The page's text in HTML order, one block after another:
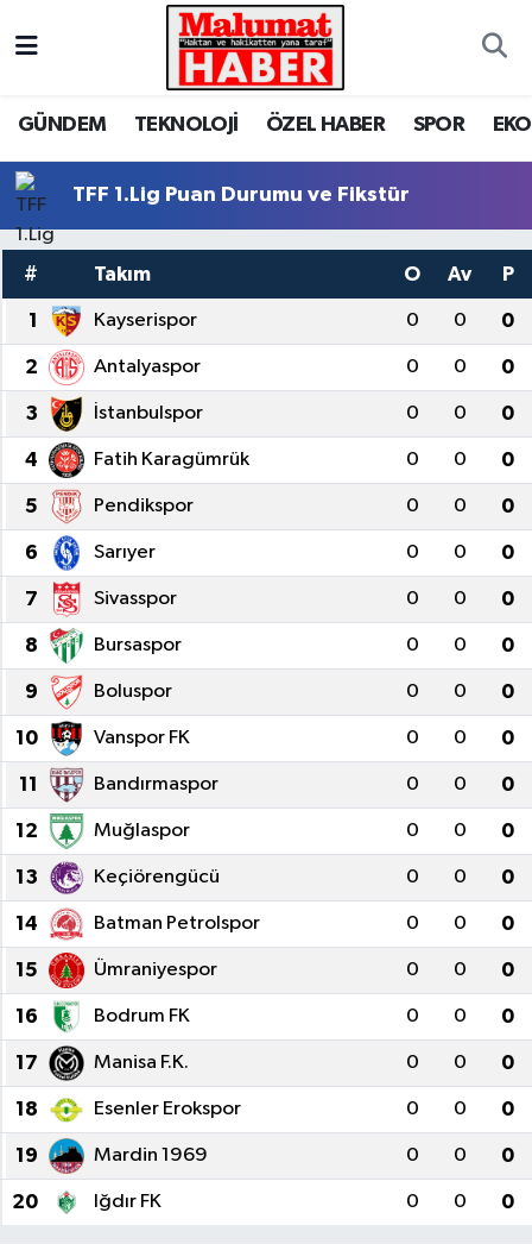
GÜNDEM TEKNOLOJİ ÖZEL HABER SPOR
TFF 1.Lig Puan Durumu ve Fikstür
# Takım O Av P
1 Kayserispor 0 0 0
2 Antalyaspor 0 0 0
3 İstanbulspor 0 0 0
4 Fatih Karagümrük 0 0 0
5 Pendikspor 0 0 0
6 Sarıyer 0 0 0
7 Sivasspor 0 0 0
8 Bursaspor 0 0 0
9 Boluspor 0 0 0
10 Vanspor FK 0 0 0
11 Bandırmaspor 0 0 0
12 Muğlaspor 0 0 0
13 Keçiörengücü 0 0 0
14 Batman Petrolspor 0 0 0
15 Ümraniyespor 0 0 0
16 Bodrum FK 0 0 0
17 Manisa F.K. 0 0 0
18 Esenler Erokspor 0 0 0
19 Mardin 1969 0 0 0
20 Iğdır FK 0 0 0
Nöbetçi Eczaneler
Trafik Durumu
Süper Lig Puan Durumu ve Fikstür
Tüm Manşetler
Son Dakika Haberleri
Haber Arşivi